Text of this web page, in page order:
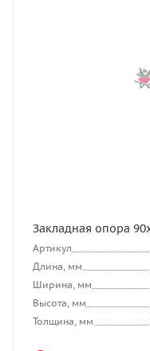
Закладная опора
Артикул
Длина, мм
Ширина, мм
Высота, мм
Толщина, мм